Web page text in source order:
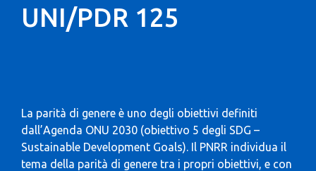
UNI/PDR 125
La parità di genere è uno degli obiettivi definiti
dall’Agenda ONU 2030 (obiettivo 5 degli SDG –
Sustainable Development Goals). Il PNRR individua il
tema della parità di genere tra i propri obiettivi, e con